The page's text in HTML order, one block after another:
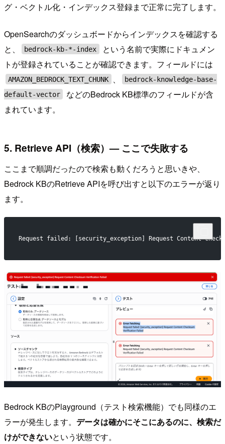
グ・ベクトル化・インデックス登録まで正常に完了します。
OpenSearchのダッシュボードからインデックスを確認する
と、
bedrock-kb-*-index
という名前で実際にドキュメン
トが登録されていることが確認できます。フィールドには
AMAZON_BEDROCK_TEXT_CHUNK 、
bedrock-knowledge-base-
default-vector
などのBedrock KB標準のフィールドが含
まれています。
5. Retrieve API（検索）— ここで失敗する
ここまで順調だったので検索も動くだろうと思いきや、
Bedrock KBのRetrieve APIを呼び出すと以下のエラーが返り
ます。
Request failed: [security_exception] Request Content
Bedrock KBのPlayground（テスト検索機能）でも同様のエ
ラーが発生します。 データは確かにそこにあるのに、検索だ
けができないという状態です。